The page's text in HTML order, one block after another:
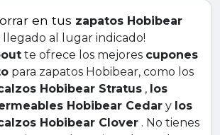
en tus zapatos Hobibear
te ofrece los mejores cupones
Hobibear Stratus , los
Hobibear Cedar y los
Hobibear Clover . No tienes